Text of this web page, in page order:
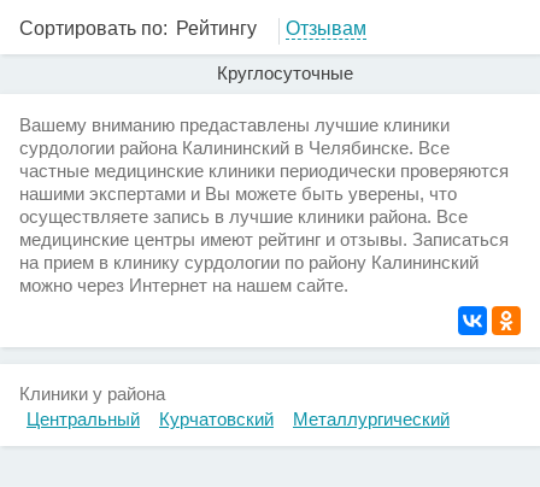
Сортировать по: Рейтингу Отзывам
Круглосуточные
Вашему вниманию предаставлены лучшие клиники
сурдологии района Калининский в Челябинске. Все
частные медицинские клиники периодически проверяются
нашими экспертами и Вы можете быть уверены, что
осуществляете запись в лучшие клиники района. Все
медицинские центры имеют рейтинг и отзывы. Записаться
на прием в клинику сурдологии по району Калининский
можно через Интернет на нашем сайте.
Клиники у района
Центральный
Курчатовский Металлургический